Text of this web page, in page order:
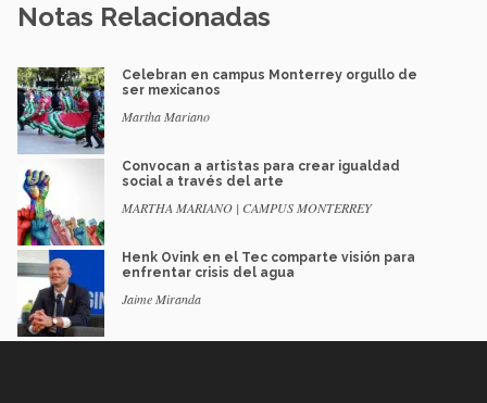
Notas Relacionadas
Celebran en campus Monterrey orgullo de
ser mexicanos
Martha Mariano
Convocan a artistas para crear igualdad
social a través del arte
MARTHA MARIANO | CAMPUS MONTERREY
Henk Ovink en el Tec comparte visión para
enfrentar crisis del agua
Jaime Miranda